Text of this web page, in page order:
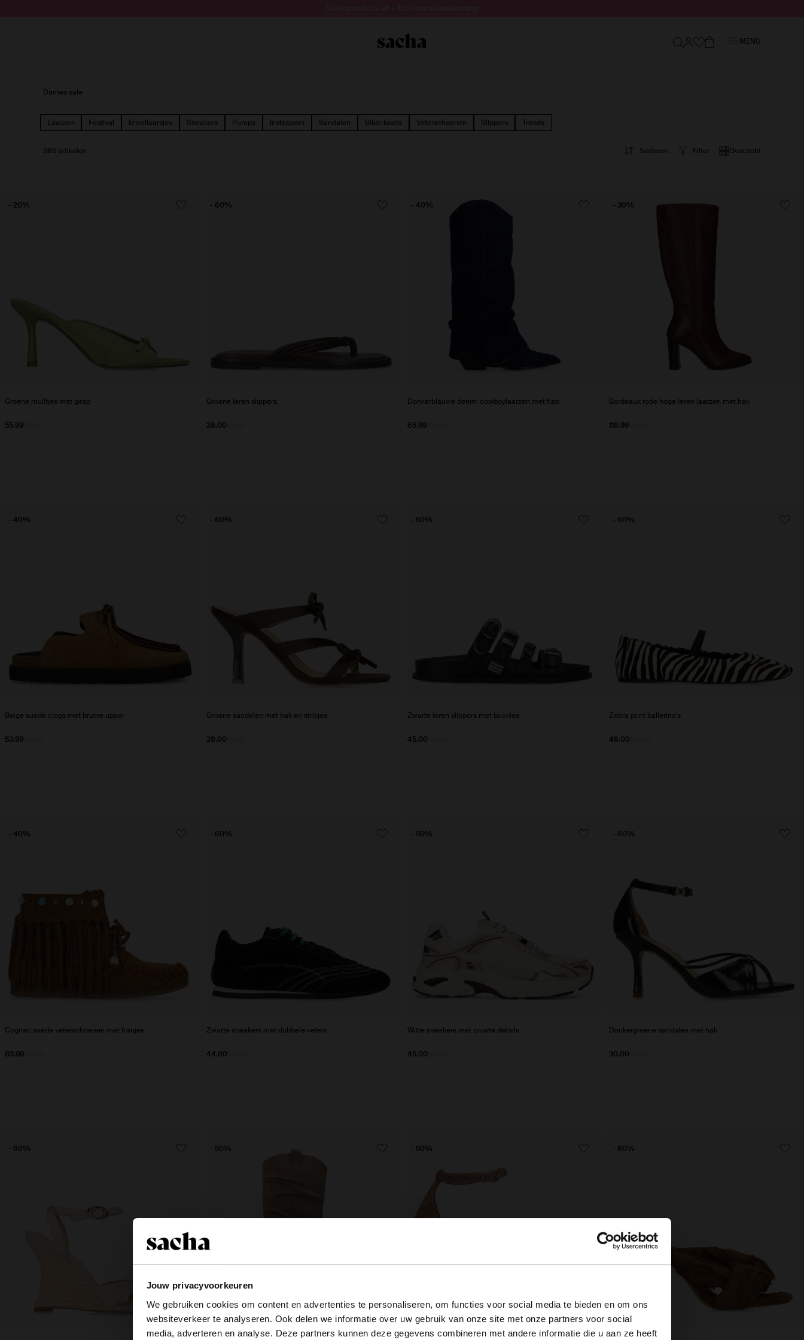
Jouw privacyvoorkeuren
We gebruiken cookies om content en advertenties te personaliseren, om functies voor social media te bieden en om ons
websiteverkeer te analyseren. Ook delen we informatie over uw gebruik van onze site met onze partners voor social
media, adverteren en analyse. Deze partners kunnen deze gegevens combineren met andere informatie die u aan ze heeft
MENU
Dames sale
Laarzen Festival Enkellaarsjes Sneakers Pumps Instappers Sandalen Biker boots Veterschoenen Slippers Trends
Filter Overzicht
386 artikelen Sorteren
Groene muiltjes met gesp
55.99
- 20%
Groene leren slippers
28.00
- 60%
Donkerblauwe denim cowboylaarzen met flap
65.99
- 40%
Bordeaux rode hoge leren laarzen met hak
169.99
118.99
- 30%
Beige suède clogs met bruine upper
53.99
- 40%
Groene sandalen met hak en strikjes
28.00
- 60%
Zwarte leren slippers met buckles
45.00
- 50%
Zebra print ballerina's
48.00
- 60%
Cognac suède veterschoenen met franjes
83.99
- 40%
Zwarte sneakers met dubbele veters
44.00
- 60%
Witte sneakers met zwarte details
45.00
- 50%
Donkergroene sandalen met hak
30.00
- 60%
- 60% - 50% - 50% - 60%
View this website in English?
It looks like your language isn't Dutch. Would you like to